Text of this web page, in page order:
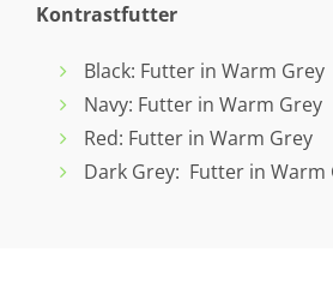
Kontrastfutter
Black: Futter in Warm Grey
Navy: Futter in Warm Grey
Red: Futter in Warm Grey
Dark Grey: Futter in Warm